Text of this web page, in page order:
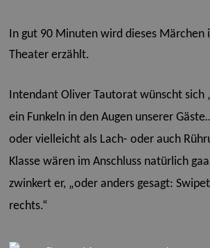
In gut 90 Minuten wird dieses Märchen
Theater erzählt.
Intendant Oliver Tautorat wünscht sich
ein Funkeln in den Augen unserer
oder vielleicht als Lach- oder auch
Klasse wären im Anschluss natürlich
zwinkert er, „oder anders gesagt:
rechts.“